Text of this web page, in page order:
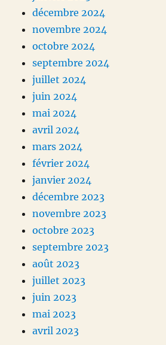
décembre 2024
novembre 2024
octobre 2024
septembre 2024
juillet 2024
juin 2024
mai 2024
avril 2024
mars 2024
février 2024
janvier 2024
décembre 2023
novembre 2023
octobre 2023
septembre 2023
août 2023
juillet 2023
juin 2023
mai 2023
avril 2023